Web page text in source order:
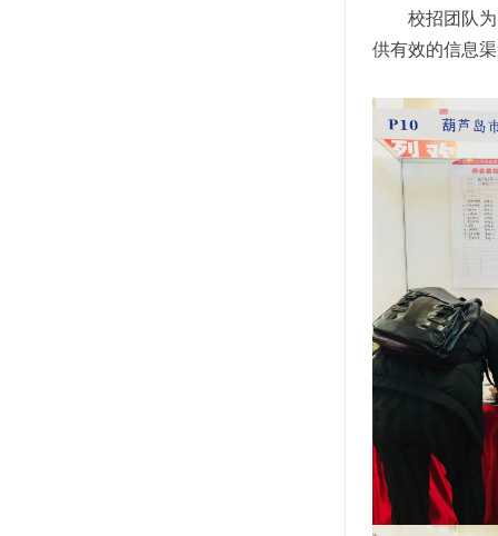
校招团队
供有效的信息